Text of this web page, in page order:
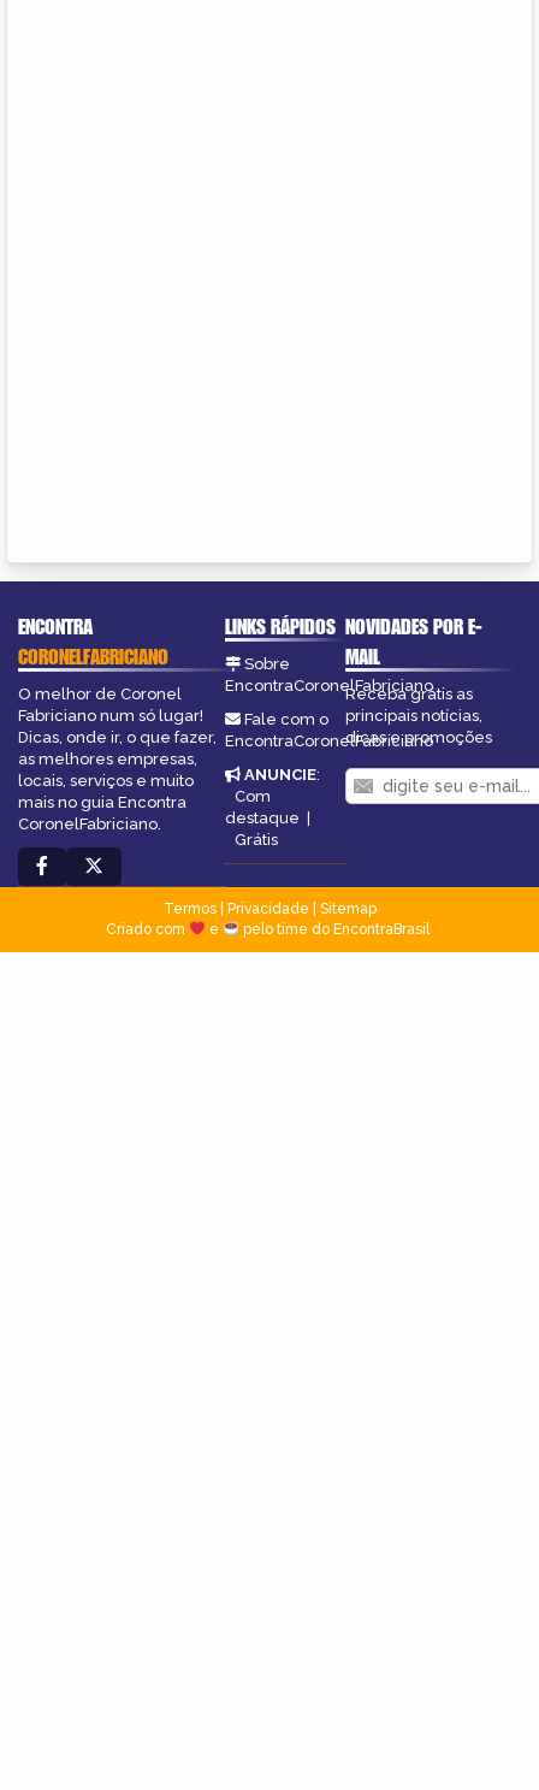
ENCONTRA
CORONELFABRICIANO
O melhor de Coronel
Fabriciano num só lugar!
Dicas, onde ir, o que fazer,
as melhores empresas,
locais, serviços e muito
mais no guia Encontra
CoronelFabriciano.
LINKS RÁPIDOS
Sobre
EncontraCoronelFabriciano
Fale com o
EncontraCoronelFabriciano
ANUNCIE:
Com
destaque
Grátis
NOVIDADES POR E-
MAIL
Receba grátis as
principais notícias,
dicas e promoções
Termos| Privacidade
Sitemap
Criado com
e pelo time do EncontraBrasil